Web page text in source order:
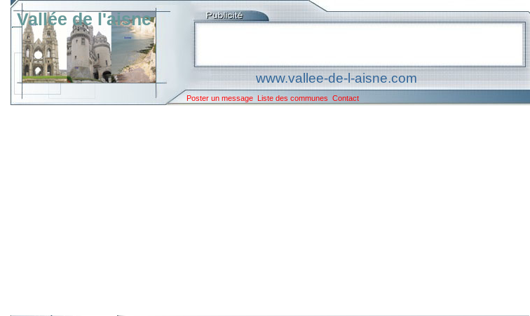
Vallée de l'aisne
www.vallee-de-l-aisne.com
Poster un message Liste des communes Contact